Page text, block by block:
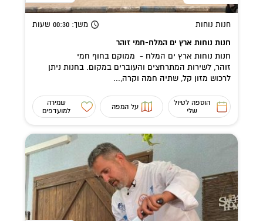
חנות נוחות משך: 00:30 שעות
חנות נוחות ארץ ים המלח-חמי זוהר
חנות נוחות ארץ ים המלח - ממוקם בחוף חמי
זוהר, לשירות המתרחצים והעוברים במקום. בחנות ניתן
לרכוש מזון קל, שתיה חמה וקרה,...
הוספה לטיול
שלי
על המפה
שמירה
למועדפים